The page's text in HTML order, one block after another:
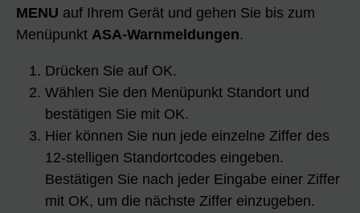
MENU auf Ihrem Gerät und gehen Sie bis zum
Menüpunkt ASA-Warnmeldungen.
Drücken Sie auf OK.
Wählen Sie den Menüpunkt Standort und
bestätigen Sie mit OK.
Hier können Sie nun jede einzelne Ziffer des
12-stelligen Standortcodes eingeben.
Bestätigen Sie nach jeder Eingabe einer Ziffer
mit OK, um die nächste Ziffer einzugeben.